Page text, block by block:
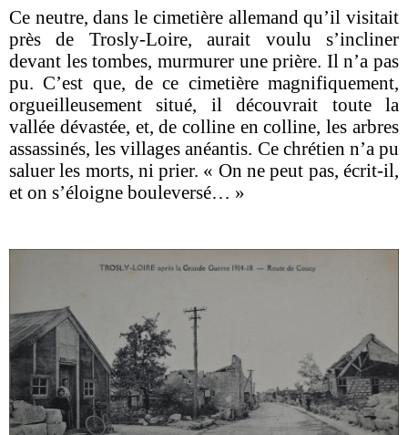
Ce neutre, dans le cimetière allemand qu’il visitait
près de Trosly-Loire, aurait voulu s’incliner
devant les tombes, murmurer une prière. Il n’a pas
pu. C’est que, de ce cimetière magnifiquement,
orgueilleusement situé, il découvrait toute la
vallée dévastée, et, de colline en colline, les arbres
assassinés, les villages anéantis. Ce chrétien n’a pu
saluer les morts, ni prier. « On ne peut pas, écrit-il,
et on s’éloigne bouleversé… »